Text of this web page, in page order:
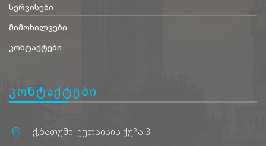
სერვისები
მიმოხილვები
კონტაქტები
კონტაქტები
ქ,ბათუმი: ქუთაისის ქუჩა 3